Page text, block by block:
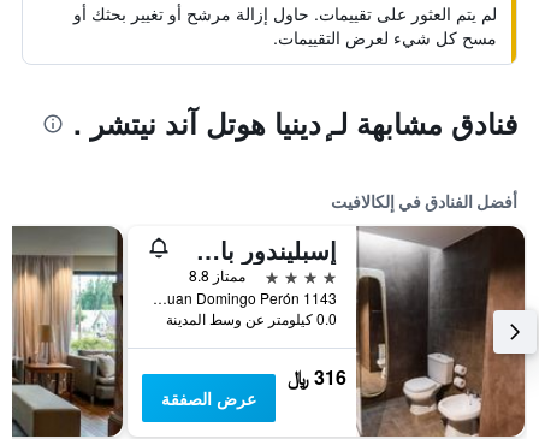
لم يتم العثور على تقييمات. حاول إزالة مرشح أو تغيير بحثك أو
مسح كل شيء لعرض التقييمات.
فنادق مشابهة لـ ٕدينيا هوتل آند نيتشر .
أفضل الفنادق في إلكالافيت
إسبليندور باي ويندام إل كالافاتي
4 نجوم
ممتاز 8.8
Av. Juan Domingo Perón 1143, إلكالافيت, محافظة سانتا كروز, الأرجنتين
0.0 كيلومتر عن وسط المدينة
316 ﷼
عرض الصفقة